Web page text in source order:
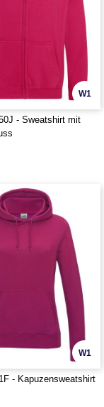
W1
- Sweatshirt mit
W1
- Kapuzensweatshirt